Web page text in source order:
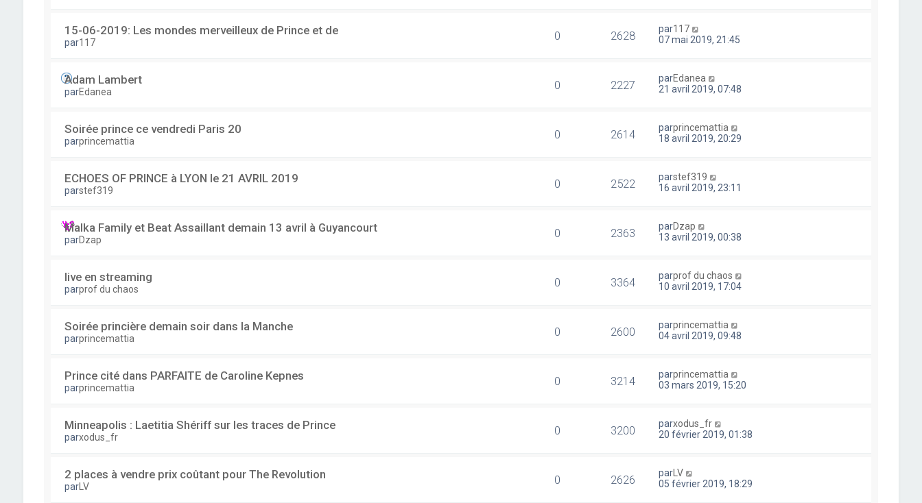
15-06-2019: Les mondes merveilleux de Prince et de
par117 0 2628 par117
07 mai 2019, 21:45
Adam Lambert
parEdanea 0 2227 parEdanea
21 avril 2019, 07:48
Soirée prince ce vendredi Paris 20
parprincemattia 0 2614 parprincemattia
18 avril 2019, 20:29
ECHOES OF PRINCE à LYON le 21 AVRIL 2019
parstef319 0 2522 parstef319
16 avril 2019, 23:11
Malka Family et Beat Assaillant demain 13 avril à Guyancourt
parDzap 0 2363 parDzap
13 avril 2019, 00:38
live en streaming
parprof du chaos 0 3364 parprof du chaos
10 avril 2019, 17:04
Soirée princière demain soir dans la Manche
parprincemattia 0 2600 parprincemattia
04 avril 2019, 09:48
Prince cité dans PARFAITE de Caroline Kepnes
parprincemattia 0 3214 parprincemattia
03 mars 2019, 15:20
Minneapolis : Laetitia Shériff sur les traces de Prince
parxodus_fr 0 3200 parxodus_fr
20 février 2019, 01:38
2 places à vendre prix coûtant pour The Revolution
parLV 0 2626 par LV
05 février 2019, 18:29